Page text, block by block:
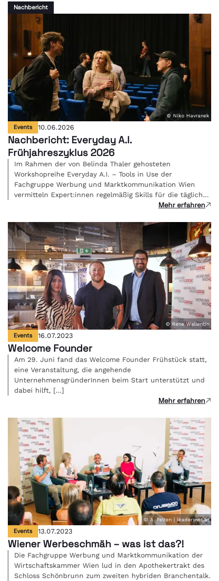
Pavillons traf sich die Community, die morgen die
Branche bewegt.
Nachbericht
© Niko Havranek
Events 10.06.2026
Nachbericht: Everyday A.I.
Frühjahreszyklus 2026
Im Rahmen der von Belinda Thaler gehosteten
Workshopreihe Everyday A.I. – Tools in Use der
Fachgruppe Werbung und Marktkommunikation Wien
vermitteln Expert:innen regelmäßig Skills für die tägliche
Mehr erfahren
© Rene Wallentin
Events 16.07.2023
Welcome Founder
Am 29. Juni fand das Welcome Founder Frühstück statt,
eine Veranstaltung, die angehende
UnternehmensgründerInnen beim Start unterstützt und
dabei hilft, […]
Mehr erfahren
© A. Felten | leadersnet.at
Events 13.07.2023
Wiener Werbeschmäh – was ist das?!
Die Fachgruppe Werbung und Marktkommunikation der
Wirtschaftskammer Wien lud in den Apothekertrakt des
Schloss Schönbrunn zum zweiten hybriden Branchentalk.